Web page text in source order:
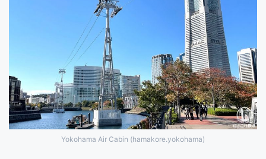
Yokohama Air Cabin (hamakore.yokohama)